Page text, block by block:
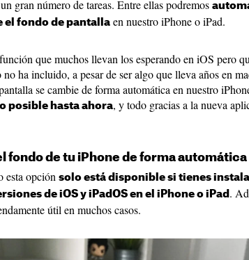
gran número de tareas. Entre ellas podremos
el fondo de pantalla en nuestro iPhone o iPad.
que muchos llevan los esperando en iOS pero
no ha incluido, a pesar de ser algo que lleva años en
se cambie de forma automática en nuestro
posible hasta ahora, y todo gracias a la nueva
fondo de tu iPhone de forma automática
esta opción solo está disponible si tienes
de iOS y iPadOS en el iPhone o iPad .
útil en muchos casos.